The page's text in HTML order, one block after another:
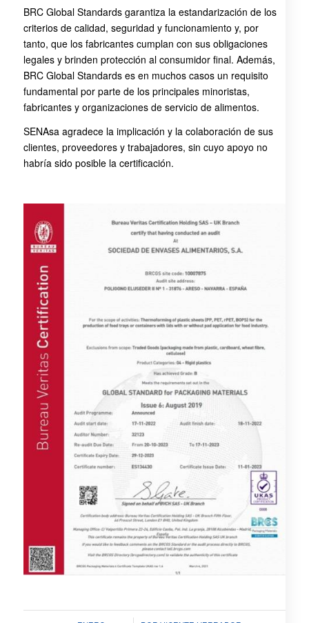
BRC Global Standards garantiza la estandarización de los
criterios de calidad, seguridad y funcionamiento y, por
tanto, que los fabricantes cumplan con sus obligaciones
legales y brinden protección al consumidor final. Además,
BRC Global Standards es en muchos casos un requisito
fundamental por parte de los principales minoristas,
fabricantes y organizaciones de servicio de alimentos.
SENAsa agradece la implicación y la colaboración de sus
clientes, proveedores y trabajadores, sin cuyo apoyo no
habría sido posible la certificación.